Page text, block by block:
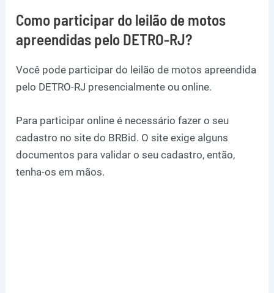
Como participar do leilão de motos
apreendidas pelo DETRO-RJ?
Você pode participar do leilão de motos apreendida
pelo DETRO-RJ presencialmente ou online.
Para participar online é necessário fazer o seu
cadastro no site do BRBid. O site exige alguns
documentos para validar o seu cadastro, então,
tenha-os em mãos.